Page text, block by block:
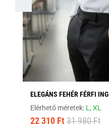
ELEGÁNS FEHÉR FÉRFI ING
Elérhető méretek: L,XL
22 310 Ft 31 980 Ft